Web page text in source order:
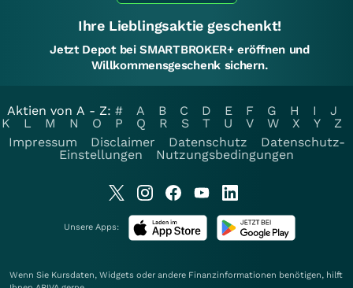
Ihre Lieblingsaktie geschenkt!
Jetzt Depot bei SMARTBROKER+ eröffnen und
Willkommensgeschenk sichern.
Aktien von A - Z: # A B C D E F G H I
J
K
L M N O P Q R S T U V W X Y
Z
Impressum
Disclaimer Datenschutz
Datenschutz-
Einstellungen
Nutzungsbedingungen
Unsere Apps:
Wenn Sie Kursdaten, Widgets oder andere Finanzinformationen benötigen, hilft